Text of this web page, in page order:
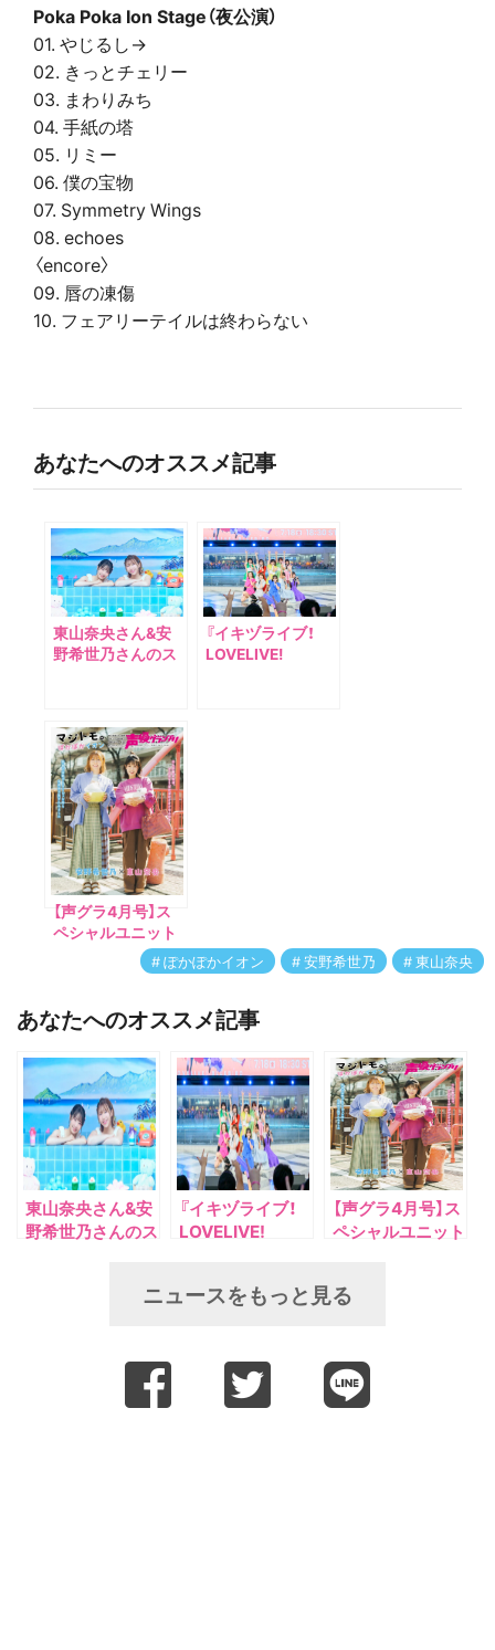
Poka Poka Ion Stage（夜公演）
01. やじるし→
02. きっとチェリー
03. まわりみち
04. 手紙の塔
05. リミー
06. 僕の宝物
07. Symmetry Wings
08. echoes
〈encore〉
09. 唇の凍傷
10. フェアリーテイルは終わらない
あなたへのオススメ記事
東山奈央さん&安
野希世乃さんのス
のエンディング主
題歌を担当！
『イキヅライブ！
LOVELIVE!
【声グラ4月号】ス
ペシャルユニット
「ぽかぽかイオン」
の東山奈央さん＆
登場！ 「マジト
モ。」特集でお届け
します！
ぽかぽかイオン 安野希世乃 東山奈央
あなたへのオススメ記事
東山奈央さん&安
野希世乃さんのス
送開始のTVアニ
『イキヅライブ！
LOVELIVE!
ープ「いきづらい
my LIFE?」リリー
ス記念イベント
《フリーライブ＆
【声グラ4月号】ス
ペシャルユニット
ん＆安野希世乃さ
お届けします！
ニュースをもっと見る